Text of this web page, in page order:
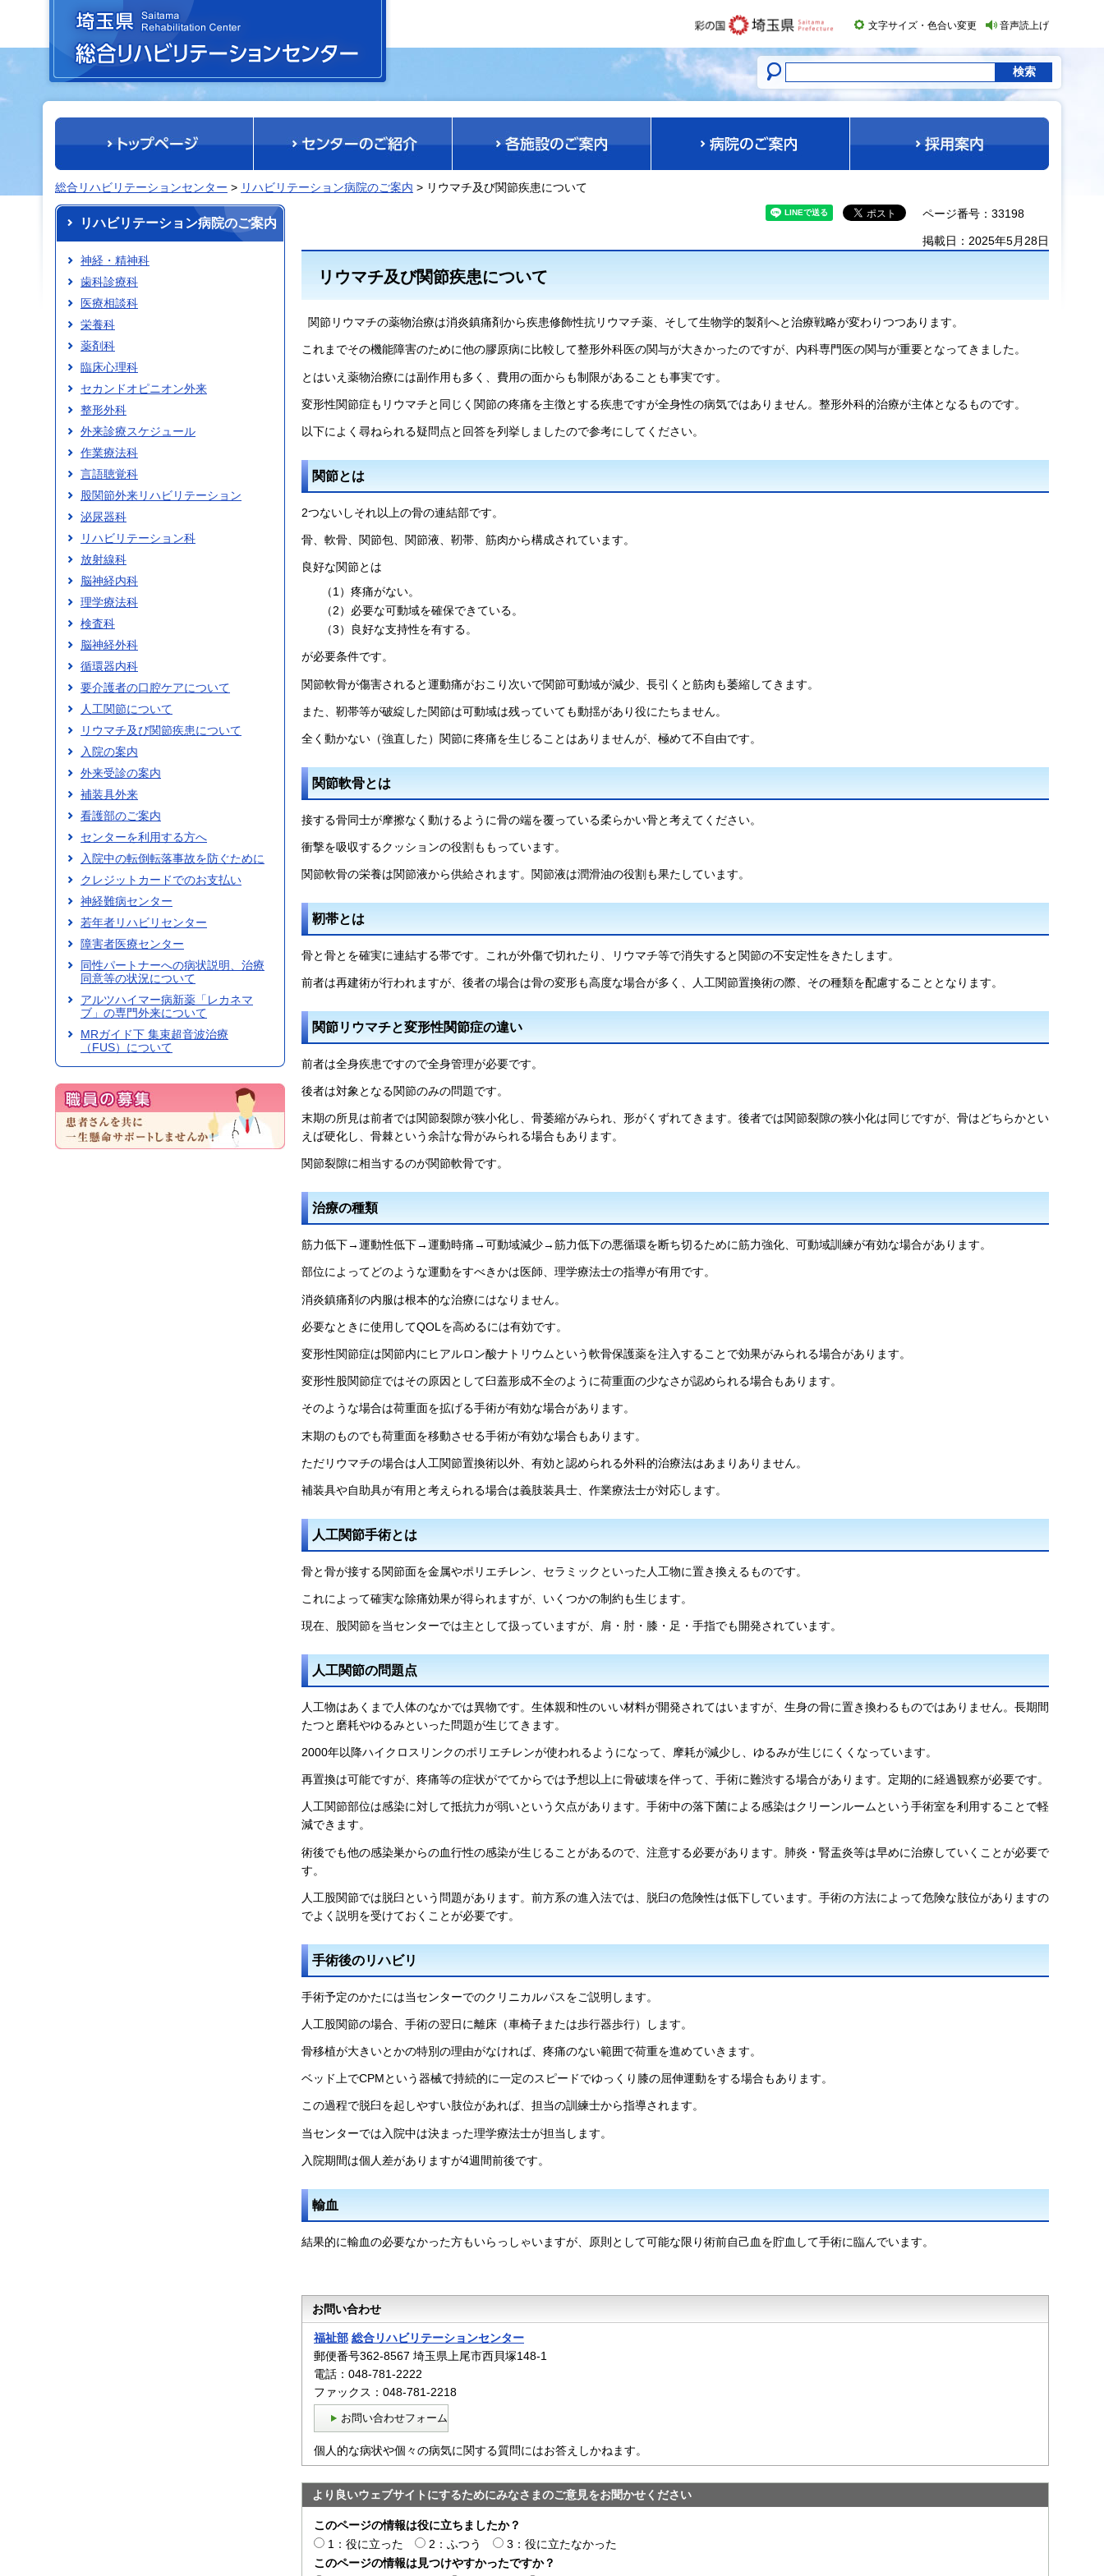
埼玉県 総合リハビリテーションセンター 文字サイズ・色合い変更 音声読上げ
総合リハビリテーションセンター > リハビリテーション病院のご案内 > リウマチ及び関節疾患について
リハビリテーション病院のご案内
神経・精神科
歯科診療科
医療相談科
栄養科
薬剤科
臨床心理科
セカンドオピニオン外来
整形外科
外来診療スケジュール
作業療法科
言語聴覚科
股関節外来リハビリテーション
泌尿器科
リハビリテーション科
放射線科
脳神経内科
理学療法科
検査科
脳神経外科
循環器内科
要介護者の口腔ケアについて
人工関節について
リウマチ及び関節疾患について
入院の案内
外来受診の案内
補装具外来
看護部のご案内
センターを利用する方へ
入院中の転倒転落事故を防ぐために
クレジットカードでのお支払い
神経難病センター
若年者リハビリセンター
障害者医療センター
同性パートナーへの病状説明、治療
同意等の状況について
アルツハイマー病新薬「レカネマ
ブ」の専門外来について
MRガイド下 集束超音波治療
（FUS）について
ページ番号：33198
掲載日：2025年5月28日
リウマチ及び関節疾患について
関節リウマチの薬物治療は消炎鎮痛剤から疾患修飾性抗リウマチ薬、そして生物学的製剤へと治療戦略が変わりつつあります。
これまでその機能障害のために他の膠原病に比較して整形外科医の関与が大きかったのですが、内科専門医の関与が重要となってきました。
とはいえ薬物治療には副作用も多く、費用の面からも制限があることも事実です。
変形性関節症もリウマチと同じく関節の疼痛を主徴とする疾患ですが全身性の病気ではありません。整形外科的治療が主体となるものです。
以下によく尋ねられる疑問点と回答を列挙しましたので参考にしてください。
関節とは
2つないしそれ以上の骨の連結部です。
骨、軟骨、関節包、関節液、靭帯、筋肉から構成されています。
良好な関節とは
（1）疼痛がない。
（2）必要な可動域を確保できている。
（3）良好な支持性を有する。
が必要条件です。
関節軟骨が傷害されると運動痛がおこり次いで関節可動域が減少、長引くと筋肉も萎縮してきます。
また、靭帯等が破綻した関節は可動域は残っていても動揺があり役にたちません。
全く動かない（強直した）関節に疼痛を生じることはありませんが、極めて不自由です。
関節軟骨とは
接する骨同士が摩擦なく動けるように骨の端を覆っている柔らかい骨と考えてください。
衝撃を吸収するクッションの役割ももっています。
関節軟骨の栄養は関節液から供給されます。関節液は潤滑油の役割も果たしています。
靭帯とは
骨と骨とを確実に連結する帯です。これが外傷で切れたり、リウマチ等で消失すると関節の不安定性をきたします。
前者は再建術が行われますが、後者の場合は骨の変形も高度な場合が多く、人工関節置換術の際、その種類を配慮することとなります。
関節リウマチと変形性関節症の違い
前者は全身疾患ですので全身管理が必要です。
後者は対象となる関節のみの問題です。
末期の所見は前者では関節裂隙が狭小化し、骨萎縮がみられ、形がくずれてきます。後者では関節裂隙の狭小化は同じですが、骨はどちらかとい
えば硬化し、骨棘という余計な骨がみられる場合もあります。
関節裂隙に相当するのが関節軟骨です。
治療の種類
筋力低下→運動性低下→運動時痛→可動域減少→筋力低下の悪循環を断ち切るために筋力強化、可動域訓練が有効な場合があります。
部位によってどのような運動をすべきかは医師、理学療法士の指導が有用です。
消炎鎮痛剤の内服は根本的な治療にはなりません。
必要なときに使用してQOLを高めるには有効です。
変形性関節症は関節内にヒアルロン酸ナトリウムという軟骨保護薬を注入することで効果がみられる場合があります。
変形性股関節症ではその原因として臼蓋形成不全のように荷重面の少なさが認められる場合もあります。
そのような場合は荷重面を拡げる手術が有効な場合があります。
末期のものでも荷重面を移動させる手術が有効な場合もあります。
ただリウマチの場合は人工関節置換術以外、有効と認められる外科的治療法はあまりありません。
補装具や自助具が有用と考えられる場合は義肢装具士、作業療法士が対応します。
人工関節手術とは
骨と骨が接する関節面を金属やポリエチレン、セラミックといった人工物に置き換えるものです。
これによって確実な除痛効果が得られますが、いくつかの制約も生じます。
現在、股関節を当センターでは主として扱っていますが、肩・肘・膝・足・手指でも開発されています。
人工関節の問題点
人工物はあくまで人体のなかでは異物です。生体親和性のいい材料が開発されてはいますが、生身の骨に置き換わるものではありません。長期間
たつと磨耗やゆるみといった問題が生じてきます。
2000年以降ハイクロスリンクのポリエチレンが使われるようになって、摩耗が減少し、ゆるみが生じにくくなっています。
再置換は可能ですが、疼痛等の症状がでてからでは予想以上に骨破壊を伴って、手術に難渋する場合があります。定期的に経過観察が必要です。
人工関節部位は感染に対して抵抗力が弱いという欠点があります。手術中の落下菌による感染はクリーンルームという手術室を利用することで軽
減できます。
術後でも他の感染巣からの血行性の感染が生じることがあるので、注意する必要があります。肺炎・腎盂炎等は早めに治療していくことが必要で
す。
人工股関節では脱臼という問題があります。前方系の進入法では、脱臼の危険性は低下しています。手術の方法によって危険な肢位がありますの
でよく説明を受けておくことが必要です。
手術後のリハビリ
手術予定のかたには当センターでのクリニカルパスをご説明します。
人工股関節の場合、手術の翌日に離床（車椅子または歩行器歩行）します。
骨移植が大きいとかの特別の理由がなければ、疼痛のない範囲で荷重を進めていきます。
ベッド上でCPMという器械で持続的に一定のスピードでゆっくり膝の屈伸運動をする場合もあります。
この過程で脱臼を起しやすい肢位があれば、担当の訓練士から指導されます。
当センターでは入院中は決まった理学療法士が担当します。
入院期間は個人差がありますが4週間前後です。
輸血
結果的に輸血の必要なかった方もいらっしゃいますが、原則として可能な限り術前自己血を貯血して手術に臨んでいます。
お問い合わせ
福祉部 総合リハビリテーションセンター
郵便番号362-8567 埼玉県上尾市西貝塚148-1
電話：048-781-2222
ファックス：048-781-2218
お問い合わせフォーム
個人的な病状や個々の病気に関する質問にはお答えしかねます。
より良いウェブサイトにするためにみなさまのご意見をお聞かせください
このページの情報は役に立ちましたか？
1：役に立った
2：ふつう
3：役に立たなかった
このページの情報は見つけやすかったですか？